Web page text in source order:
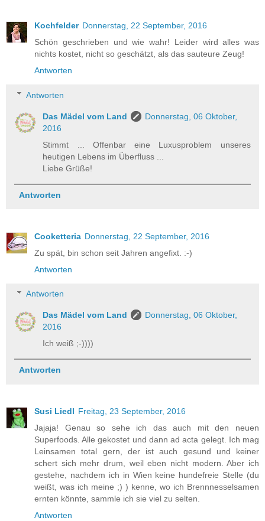
Kochfelder Donnerstag, 22 September, 2016
Schön geschrieben und wie wahr! Leider wird alles was
nichts kostet, nicht so geschätzt, als das sauteure Zeug!
Antworten
Antworten
Das Mädel vom Land
Donnerstag, 06 Oktober,
2016
Stimmt ... Offenbar eine Luxusproblem unseres
heutigen Lebens im Überfluss ...
Liebe Grüße!
Antworten
Cooketteria Donnerstag, 22 September, 2016
Zu spät, bin schon seit Jahren angefixt. :-)
Antworten
Antworten
Das Mädel vom Land
Donnerstag, 06 Oktober,
2016
Ich weiß ;-))))
Antworten
Susi Liedl Freitag, 23 September, 2016
Jajaja! Genau so sehe ich das auch mit den neuen
Superfoods. Alle gekostet und dann ad acta gelegt. Ich mag
Leinsamen total gern, der ist auch gesund und keiner
schert sich mehr drum, weil eben nicht modern. Aber ich
gestehe, nachdem ich in Wien keine hundefreie Stelle (du
weißt, was ich meine ;) ) kenne, wo ich Brennnesselsamen
ernten könnte, sammle ich sie viel zu selten.
Antworten